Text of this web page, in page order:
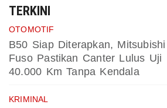
TERKINI
OTOMOTIF
B50 Siap Diterapkan, Mitsubishi
Fuso Pastikan Canter Lulus Uji
40.000 Km Tanpa Kendala
KRIMINAL